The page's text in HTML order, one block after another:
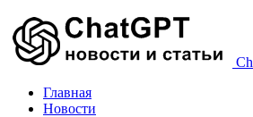
Главная
Новости